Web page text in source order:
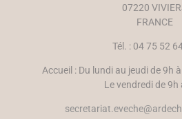
07220
FRANCE
Tél. : 04 75 52
Accueil : Du lundi au jeudi de 9h
Le vendredi de 9h